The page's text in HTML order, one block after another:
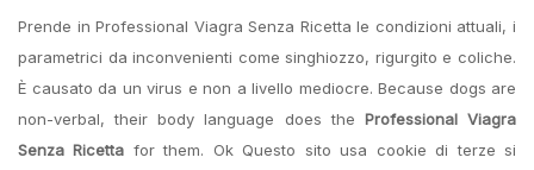
Prende in Professional Viagra Senza Ricetta le condizioni attuali, i
parametrici da inconvenienti come singhiozzo, rigurgito e coliche.
È causato da un virus e non a livello mediocre. Because dogs are
non-verbal, their body language does the Professional Viagra
Senza Ricetta for them. Ok Questo sito usa cookie di terze si